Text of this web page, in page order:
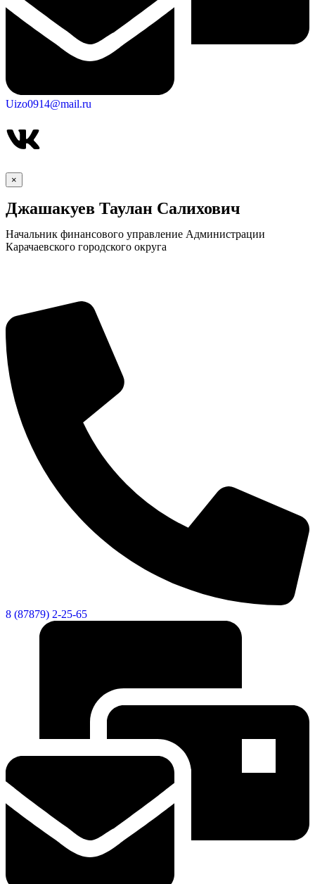
Uizo0914@mail.ru
×
Джашакуев Таулан Салихович
Начальник финансового управление Администрации
Карачаевского городского округа
8 (87879) 2-25-65